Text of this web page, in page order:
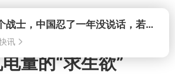
打开牺牲两个战士，中国忍了一年没说话，若菲律宾死了人，他会开战吗
讯
量的“求生欲”